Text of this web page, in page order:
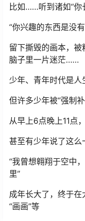
比如……听到诸如“
“你兴趣的东西是没
留下撕毁的画本，
脑子里一片迷茫……
少年、青年时代是人
但许多少年被“强制
从早上6点晚上11点
甚至有少年说了这么
“我曾想翱翔于空中
里”
成年长大了，终于
“画画”等